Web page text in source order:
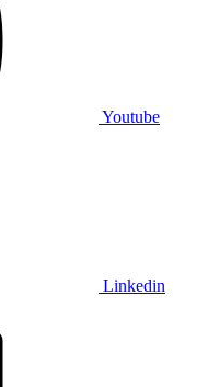
Youtube
Linkedin